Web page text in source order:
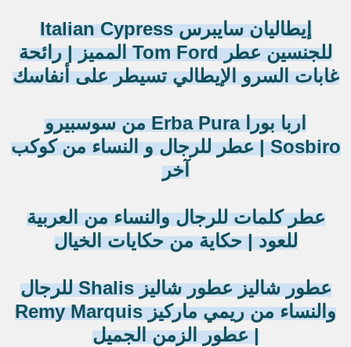
إيطاليان سايبرس Italian Cypress
للجنسين عطر Tom Ford المميز | رائحة
غابات السرو الإيطالي تسيطر على أنفاسك
اربا بورا Erba Pura من سوسبيرو
Sosbiro | عطر للرجال و النساء من كوكب
آخر
عطر كلمات للرجال والنساء من العربية
للعود | حكاية من حكايات الخيال
عطور شاليز عطور شاليز Shalis للرجال
والنساء من ريمي ماركيز Remy Marquis
| عطور الزمن الجميل